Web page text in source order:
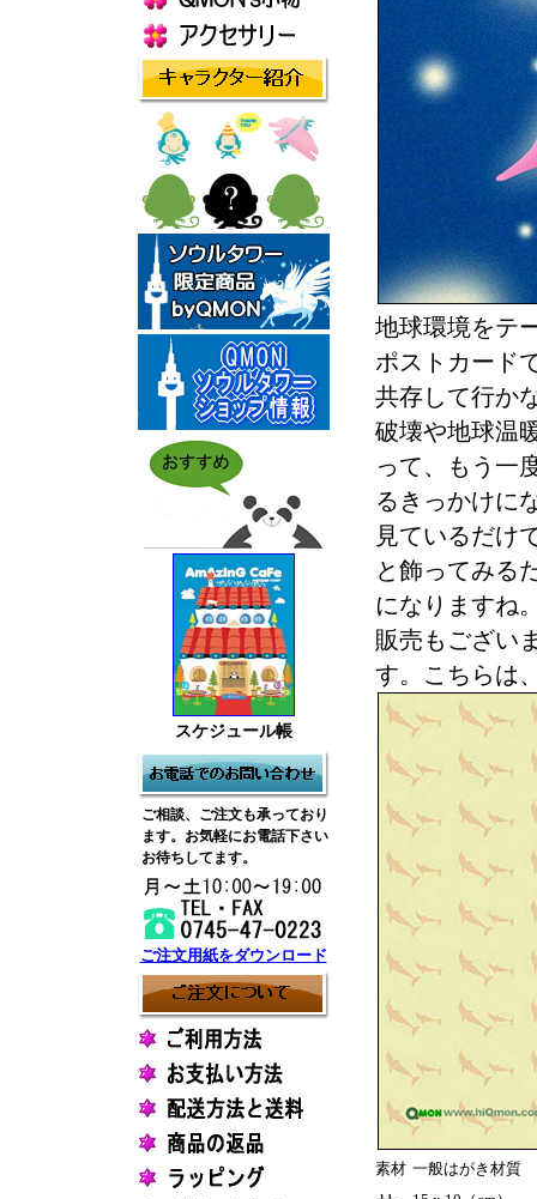
スケジュール帳
ご相談、ご注文も承っており
ます。お気軽にお電話下さい
お待ちしてます。
ご注文用紙をダウンロード
地球環境をテ
ポストカード
共存して行か
破壊や地球温
って、もう一
るきっかけに
見ているだけ
と飾ってみる
になりますね
販売もござい
す。こちらは
素材 一般はがき材質